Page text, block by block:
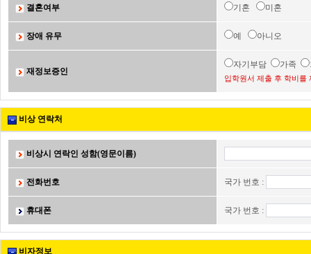
결혼여부 기혼 미혼
장애 유무 예 아니오
재정보증인
자기부담 가족
입학원서 제출 후 학비를
비상 연락처
비상시 연락인 성함(영문이름)
전화번호 국가 번호 :
휴대폰 국가 번호 :
비자정보